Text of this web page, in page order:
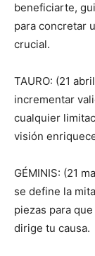
beneficiarte,
para concretar
crucial.
TAURO: (21
incrementar
cualquier
visión
GÉMINIS: (21
se define la
piezas para
dirige tu causa.